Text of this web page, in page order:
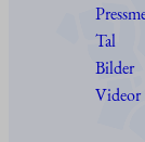
Tal
Bilder
Videor